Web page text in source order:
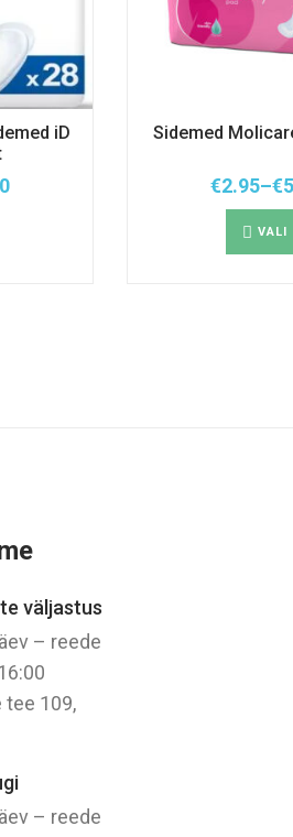
iD
Sidemed
€2.95–€
kuni
VALI
väljastus
– reede
tee 109,
– reede